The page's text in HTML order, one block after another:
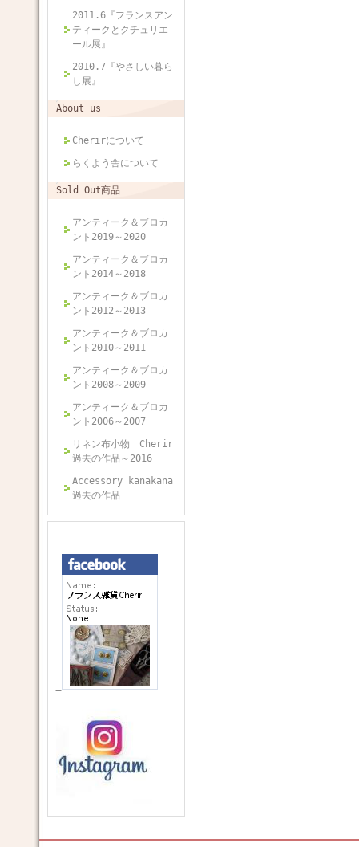
2011.6『フランスアン
ティークとクチュリエ
ール展』
2010.7『やさしい暮ら
し展』
About us
Cherirについて
らくよう舎について
Sold Out商品
アンティーク＆ブロカ
ント2019～2020
アンティーク＆ブロカ
ント2014～2018
アンティーク＆ブロカ
ント2012～2013
アンティーク＆ブロカ
ント2010～2011
アンティーク＆ブロカ
ント2008～2009
アンティーク＆ブロカ
ント2006～2007
リネン布小物 Cherir
過去の作品～2016
Accessory kanakana
過去の作品